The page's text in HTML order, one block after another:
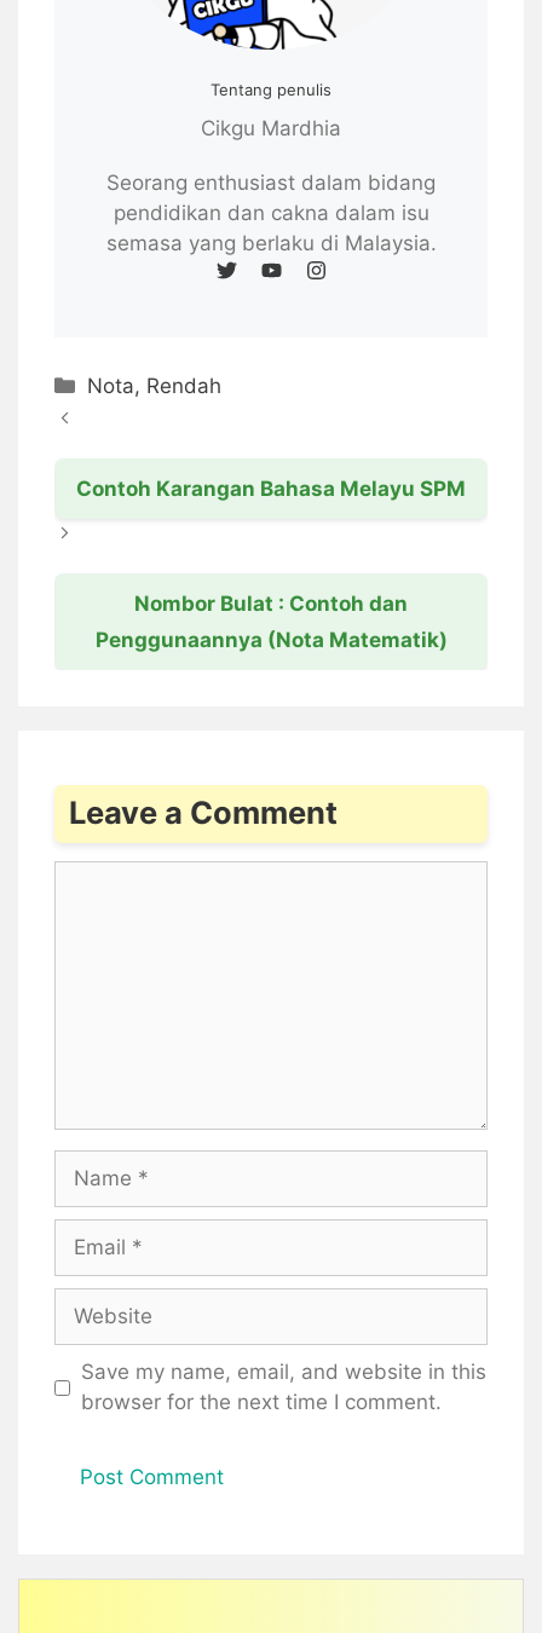
Tentang penulis
Cikgu Mardhia
Seorang enthusiast dalam bidang
pendidikan dan cakna dalam isu
semasa yang berlaku di Malaysia.
Categories
Nota, Rendah
Contoh Karangan Bahasa Melayu SPM
Nombor Bulat : Contoh dan
Penggunaannya (Nota Matematik)
Leave a Comment
Name
Email
Website
Save my name, email, and website in this
browser for the next time I comment.